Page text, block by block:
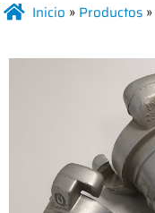
Inicio » Productos »